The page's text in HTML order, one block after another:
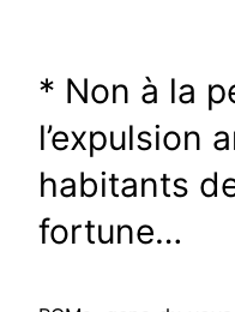
* Non à la
l’expulsion
habitants
fortune…